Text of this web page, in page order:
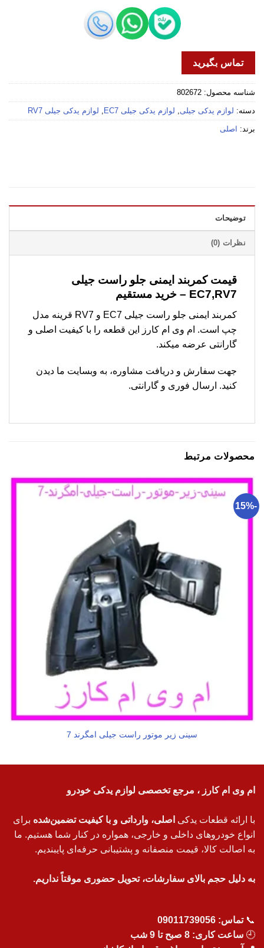
تماس بگیرید
شناسه محصول: 802672
دسته: لوازم یدکی جیلی, لوازم یدکی جیلی EC7 , لوازم یدکی جیلی RV7
برند: اصلی
توضیحات
نظرات (0)
قیمت کمربند ایمنی جلو راست جیلی
EC7,RV7 – خرید مستقیم
کمربند ایمنی جلو راست جیلی EC7 و RV7 قرینه مدل
چپ است. ام وی ام کارز این قطعه را با کیفیت اصلی و
گارانتی عرضه میکند.
جهت سفارش و دریافت مشاوره، به وبسایت ما دیدن
کنید. ارسال فوری و گارانتی.
محصولات مرتبط
-15%
سینی زیر موتور راست جیلی امگرند 7
ام وی ام کارز ، مرجع تخصصی لوازم یدکی خودرو
با ارائه قطعات یدکی اصلی، وارداتی و با کیفیت تضمین‌شده برای
انواع خودروهای داخلی و خارجی، همواره در کنار شما هستیم. ما
به اصالت کالا، قیمت منصفانه و پشتیبانی حرفه‌ای پایبندیم.
به دلیل حجم بالای سفارشات، تحویل حضوری موقتاً نداریم.
📞تماس: 09011739056
🕘 ساعت کاری: 8 صبح تا 9 شب